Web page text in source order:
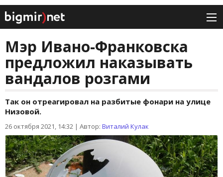
Мэр Ивано-Франковска
предложил наказывать
вандалов розгами
Так он отреагировал на разбитые фонари на улице
Низовой.
26 октября 2021, 14:32 | Автор: Виталий Кулак